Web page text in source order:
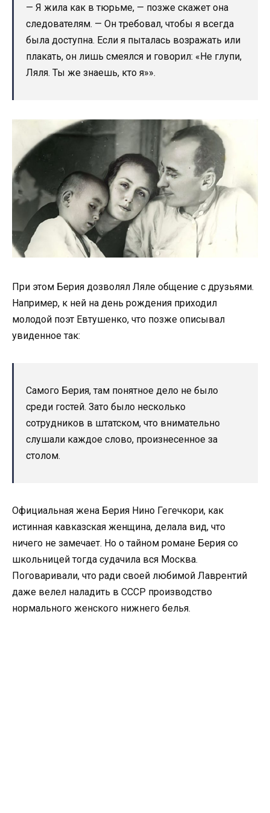
— Я жила как в тюрьме, — позже скажет она
следователям. — Он требовал, чтобы я всегда
была доступна. Если я пыталась возражать или
плакать, он лишь смеялся и говорил: «Не глупи,
Ляля. Ты же знаешь, кто я»».
При этом Берия дозволял Ляле общение с друзьями.
Например, к ней на день рождения приходил
молодой поэт Евтушенко, что позже описывал
увиденное так:
Самого Берия, там понятное дело не было
среди гостей. Зато было несколько
сотрудников в штатском, что внимательно
слушали каждое слово, произнесенное за
столом.
Официальная жена Берия Нино Гегечкори, как
истинная кавказская женщина, делала вид, что
ничего не замечает. Но о тайном романе Берия со
школьницей тогда судачила вся Москва.
Поговаривали, что ради своей любимой Лаврентий
даже велел наладить в СССР производство
нормального женского нижнего белья.